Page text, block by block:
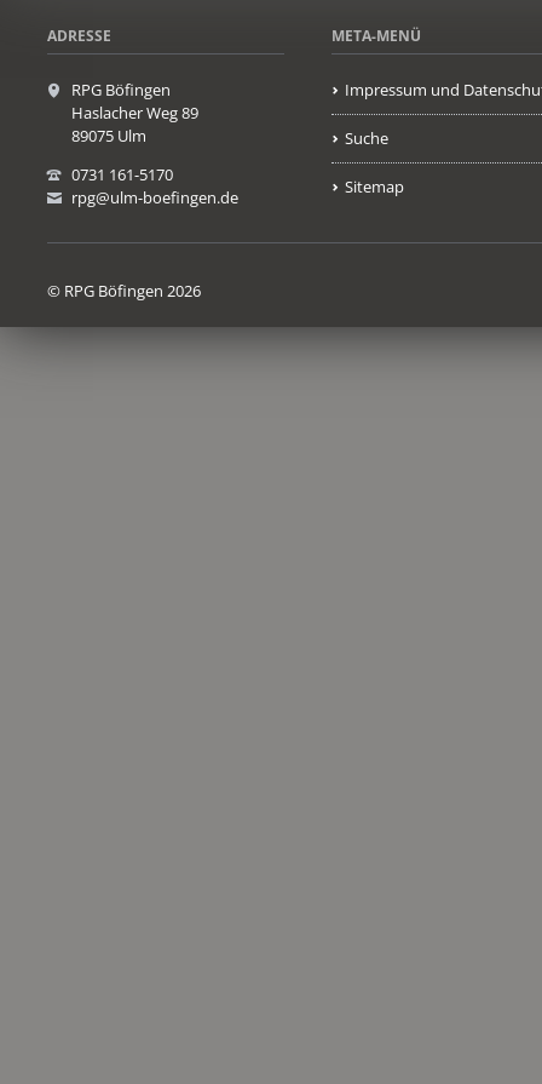
ADRESSE
RPG Böfingen
Haslacher Weg 89
89075 Ulm
0731 161-5170
rpg@ulm-boefingen.de
META-MENÜ
Impressum und
Suche
Sitemap
© RPG Böfingen 2026